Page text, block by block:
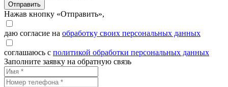
Отправить
Нажав кнопку «Отправить»,
даю согласие на обработку своих персональных данных
соглашаюсь с политикой обработки персональных данных
Заполните заявку на обратную связь